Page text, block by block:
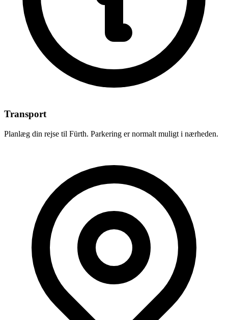
Transport
Planlæg din rejse til Fürth. Parkering er normalt muligt i nærheden.